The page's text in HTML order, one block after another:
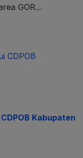
GOR…
Kabupaten